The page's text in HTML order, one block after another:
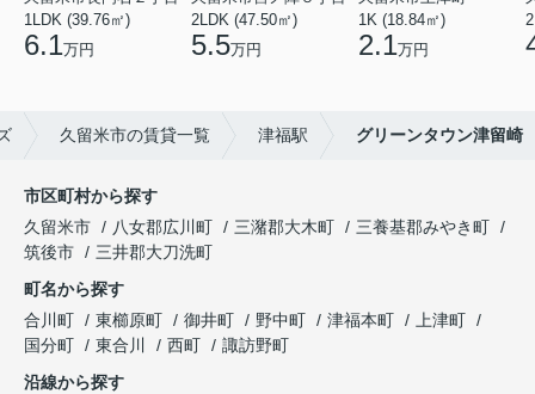
1LDK (39.76㎡)
6.1万円
2LDK (47.50㎡)
5.5万円
1K (18.84㎡)
2.1万円
久留米市の賃貸一覧 津福駅 グリーンタウン津留崎
市区町村から探す
久留米市
八女郡広川町 三潴郡大木町
三養基郡みやき町
筑後市
三井郡大刀洗町
町名から探す
合川町
東櫛原町 御井町 野中町 津福本町
上津町
国分町
東合川 西町
諏訪野町
沿線から探す